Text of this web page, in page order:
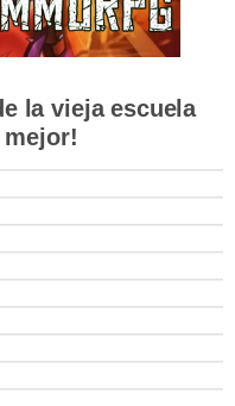
la vieja escuela
mejor!